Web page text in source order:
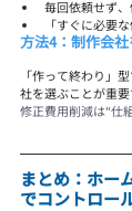
毎回依頼せず
「すぐに必要
方法4：制作会
「作って終わり」
社を選ぶことが重要
修正費用削減は“仕
まとめ：ホー
でコントロー